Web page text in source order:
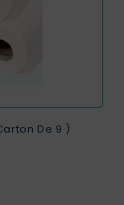
De 9 )